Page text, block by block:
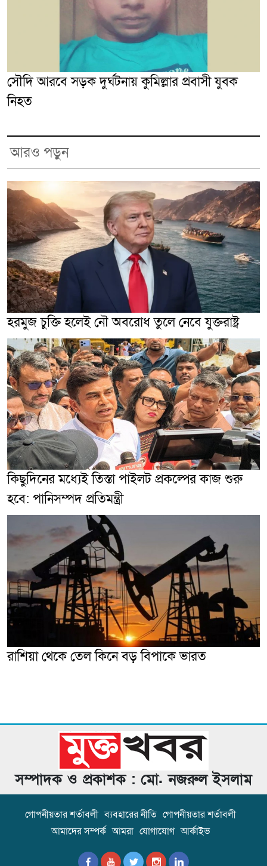
সৌদি আরবে সড়ক দুর্ঘটনায় কুমিল্লার প্রবাসী যুবক
নিহত
আরও পড়ুন
হরমুজ চুক্তি হলেই নৌ অবরোধ তুলে নেবে যুক্তরাষ্ট্র
কিছুদিনের মধ্যেই তিস্তা পাইলট প্রকল্পের কাজ শুরু
হবে: পানিসম্পদ প্রতিমন্ত্রী
রাশিয়া থেকে তেল কিনে বড় বিপাকে ভারত
সম্পাদক ও প্রকাশক : মো. নজরুল ইসলাম
গোপনীয়তার শর্তাবলী ব্যবহারের নীতি গোপনীয়তার শর্তাবলী
আমাদের সম্পর্ক আমরা যোগাযোগ আর্কাইভ